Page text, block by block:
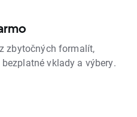
zbytočných formalít,
vklady a výbery.